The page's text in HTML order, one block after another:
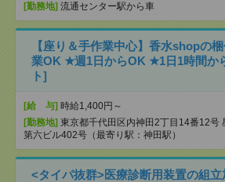
[勤務地] 流通センター駅から車
【座り＆手作業中心】香水shopの
業OK ★週1日からOK ★1日1時間か
ト]
[給 与] 時給1,400円～
[勤務地] 東京都千代田区内神田2丁目14番12号
第六ビル402号（最寄り駅：神田駅）
<タイパ抜群>医療診断用装置の組